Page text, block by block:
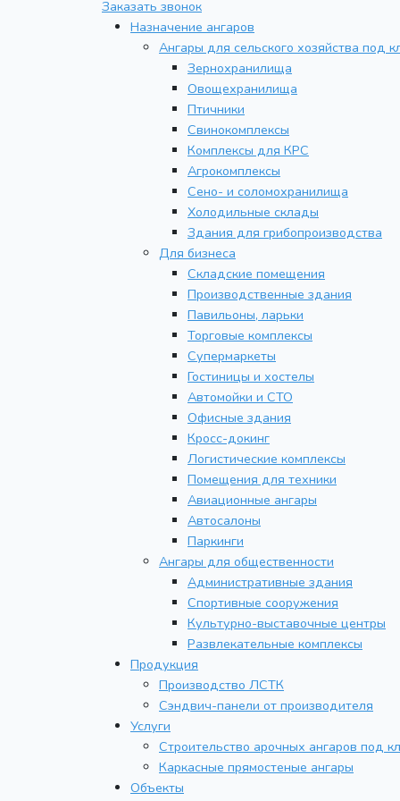
Заказать звонок
Назначение ангаров
Ангары для сельского хозяйства под
Зернохранилища
Овощехранилища
Птичники
Свинокомплексы
Комплексы для КРС
Агрокомплексы
Сено- и соломохранилища
Холодильные склады
Здания для грибопроизводства
Для бизнеса
Складские помещения
Производственные здания
Павильоны, ларьки
Торговые комплексы
Супермаркеты
Гостиницы и хостелы
Автомойки и СТО
Офисные здания
Кросс-докинг
Логистические комплексы
Помещения для техники
Авиационные ангары
Автосалоны
Паркинги
Ангары для общественности
Административные здания
Спортивные сооружения
Культурно-выставочные центры
Развлекательные комплексы
Продукция
Производство ЛСТК
Сэндвич-панели от производителя
Услуги
Строительство арочных ангаров под
Каркасные прямостеные ангары
Объекты